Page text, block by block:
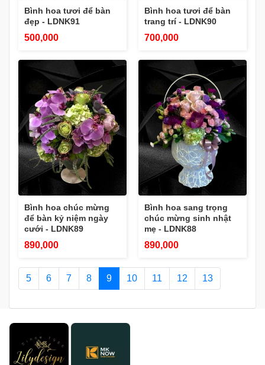
Bình hoa tươi để bàn
đẹp - LDNK91
500,000
Bình hoa tươi để bàn
trang trí - LDNK90
700,000
Bình hoa chúc mừng
để bàn kỷ niệm ngày
cưới - LDNK89
890,000
Bình hoa sang trọng
chúc mừng sinh nhật
mẹ - LDNK88
890,000
5 6 7 8 9 10 11 12 13